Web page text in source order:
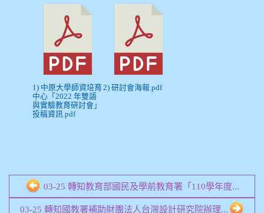
1) 中原大學師資培育
中心「2022 年雙語
與實驗教育研討會」
投稿資訊.pdf
2) 研討會海報.pdf
03-25 轉知教育部國民及學前教育署「110學年度...
03-25 轉知國教署補助財團法人台灣設計研究院辦理...